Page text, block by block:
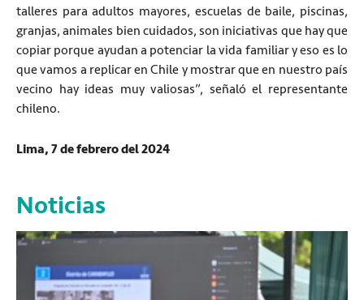
talleres para adultos mayores, escuelas de baile, piscinas,
granjas, animales bien cuidados, son iniciativas que hay que
copiar porque ayudan a potenciar la vida familiar y eso es lo
que vamos a replicar en Chile y mostrar que en nuestro país
vecino hay ideas muy valiosas”, señaló el representante
chileno.
Lima, 7 de febrero del 2024
Noticias